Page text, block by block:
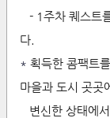
- 1주차 퀘스트
다.
* 획득한 콤팩트
마을과 도시 곳곳
변신한 상태에